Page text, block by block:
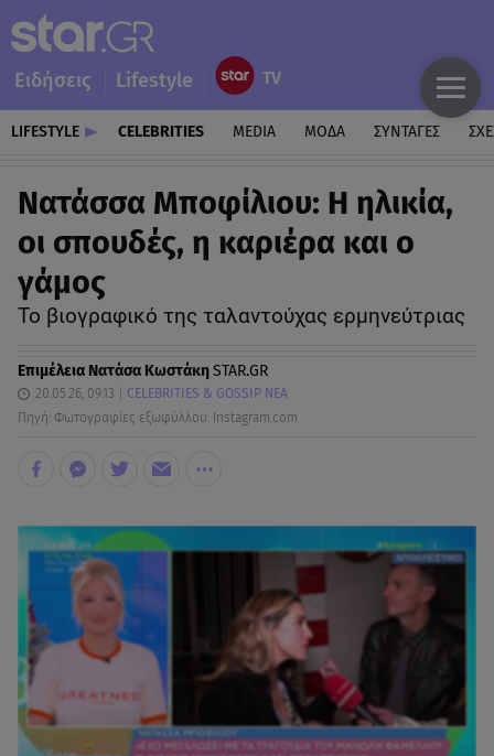
Ειδήσεις Lifestyle
LIFESTYLE CELEBRITIES MEDIA ΜΟΔΑ ΣΥΝΤΑΓΕΣ
Νατάσσα Μποφίλιου: Η ηλικία,
οι σπουδές, η καριέρα και ο
γάμος
Το βιογραφικό της ταλαντούχας ερμηνεύτριας
Επιμέλεια Νατάσα ΚωστάκηSTAR.GR
20.05.26, 09:13
CELEBRITIES & GOSSIP ΝΕΑ
Πηγή: Φωτογραφίες εξωφύλλου: Instagram.com